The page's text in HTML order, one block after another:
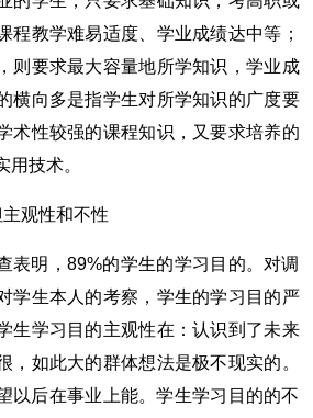
程教学难易适度、学业成绩达中等；
则要求最大容量地所学知识，学业成
横向多是指学生对所学知识的广度要
术性较强的课程知识，又要求培养的
技术。
观性和不性
表明，89%的学生的学习目的。对调
学生本人的考察，学生的学习目的严
生学习目的主观性在：认识到了未来
，如此大的群体想法是极不现实的。
以后在事业上能。学生学习目的的不